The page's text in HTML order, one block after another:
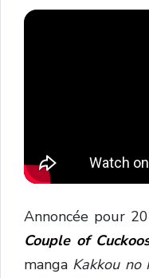
Annoncée pour
Couple of
manga Kakkou no